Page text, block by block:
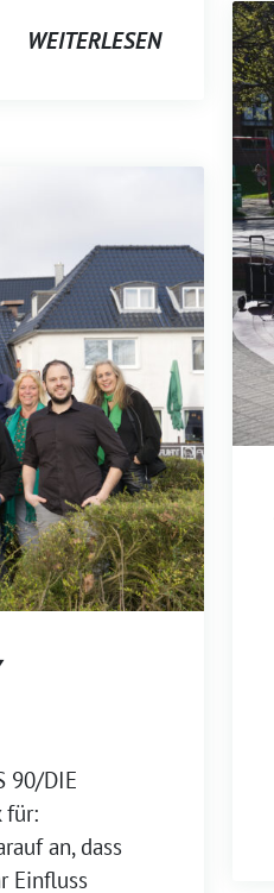
WEITERLESEN
90/DIE
für:
an, dass
Einfluss